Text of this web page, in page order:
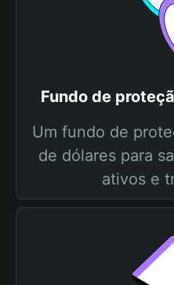
Fundo de
Um fundo de
de dólares para
ativos e